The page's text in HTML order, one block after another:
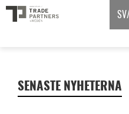
SV
SENASTE NYHETERNA